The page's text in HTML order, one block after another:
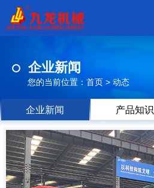
品
视
频
现
场
方
企业新闻
您的当前位置： 首页 > 动态
企业新闻 产品知识